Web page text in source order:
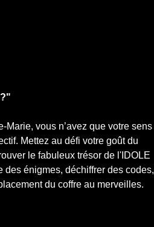
vous n’avez que votre sens
Mettez au défi votre goût du
le fabuleux trésor de l'IDOLE
des énigmes, déchiffrer des codes,
du coffre au merveilles.